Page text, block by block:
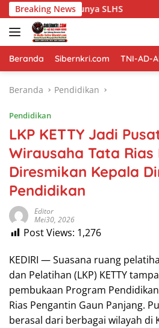
Langsung
ke
konten
Breaking News
SLHS Menyapa Hati di
Beranda Sibernkri.com TNI-AD-
Beranda Pendidikan
Pendidikan
LKP KETTY Jadi
Wirausaha Tata Rias
Diresmikan Kepala
Pendidikan
Editor
Mei30, 2026
Post Views: 1,276
KEDIRI — Suasana ruang
dan Pelatihan (LKP) KETTY
pembukaan Program
Rias Pengantin Gaun Panjang.
berasal dari berbagai wilayah di